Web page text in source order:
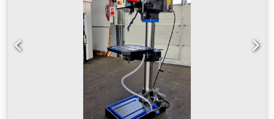
Säulendurchmesser 125 mm Tisch 420 x 400 mm ERLO
(MADE IN SPAIN) FÜR DEN ANSPRUCHSVOLLEN
WERKSTATTEINSATZ Getriebe Bohrmaschine 2 aut.
Vorschübe Links-Rechtslauf Bohrfutterschutz Entspricht CE
Betriebsanleitung in DEUTSCH OPTIONEN (PREISE AUF
ANFRAGE): Arbeitsleuchte Kühlmitteleinrichtung und
Maschinenfuß mit T-Nuten Gewindeschneidvorrichtung